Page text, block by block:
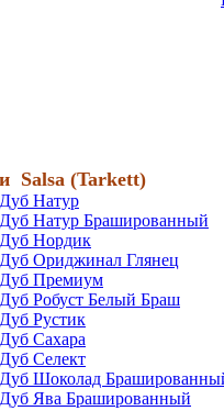
Salsa (Tarkett)
Дуб Натур
Дуб Натур Брашированный
Дуб Нордик
Дуб Ориджинал Глянец
Дуб Премиум
Дуб Робуст Белый Браш
Дуб Рустик
Дуб Сахара
Дуб Селект
Дуб Шоколад
Дуб Ява Брашированный